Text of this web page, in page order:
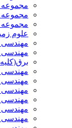
مجموعه
مجموعه
علوم
مهندسی
مهندسی
مهندسی
مهندسی
مهندسی
مهندسی